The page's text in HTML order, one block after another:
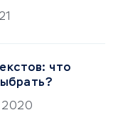
что
2020